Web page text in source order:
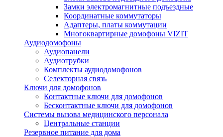
Замки электромагнитные подъездные
Координатные коммутаторы
Адаптеры, платы коммутации
Многоквартирные домофоны VIZIT
Аудиодомофоны
Аудиопанели
Аудиотрубки
Комплекты аудиодомофонов
Селекторная связь
Ключи для домофонов
Контактные ключи для домофонов
Бесконтактные ключи для домофонов
Системы вызова медицинского персонала
Центральные станции
Резервное питание для дома